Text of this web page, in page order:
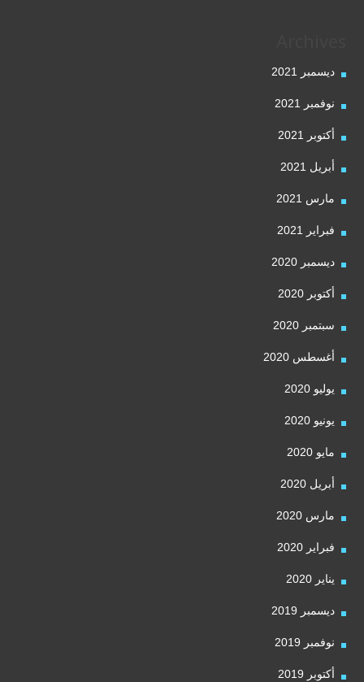
ديسمبر 2021
نوفمبر 2021
أكتوبر 2021
أبريل 2021
مارس 2021
فبراير 2021
ديسمبر 2020
أكتوبر 2020
سبتمبر 2020
أغسطس 2020
يوليو 2020
يونيو 2020
مايو 2020
أبريل 2020
مارس 2020
فبراير 2020
يناير 2020
ديسمبر 2019
نوفمبر 2019
أكتوبر 2019